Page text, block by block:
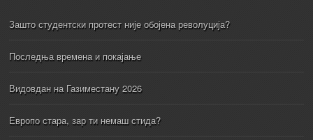
Зашто студентски протест није обојена револуција?
Последња времена и покајање
Видовдан на Газиместану 2026
Европо стара, зар ти немаш стида?